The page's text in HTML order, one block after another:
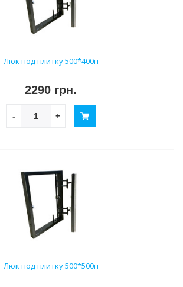
Люк под плитку 500*400п
2290 грн.
- +
Люк под плитку 500*500п